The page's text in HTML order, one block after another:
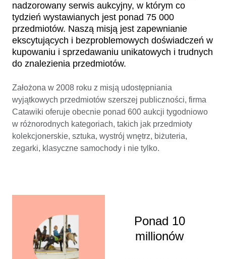
nadzorowany serwis aukcyjny, w którym co
tydzień wystawianych jest ponad 75 000
przedmiotów. Naszą misją jest zapewnianie
ekscytujących i bezproblemowych doświadczeń w
kupowaniu i sprzedawaniu unikatowych i trudnych
do znalezienia przedmiotów.
Założona w 2008 roku z misją udostępniania
wyjątkowych przedmiotów szerszej publiczności, firma
Catawiki oferuje obecnie ponad 600 aukcji tygodniowo
w różnorodnych kategoriach, takich jak przedmioty
kolekcjonerskie, sztuka, wystrój wnętrz, biżuteria,
zegarki, klasyczne samochody i nie tylko.
Ponad 10
millionów